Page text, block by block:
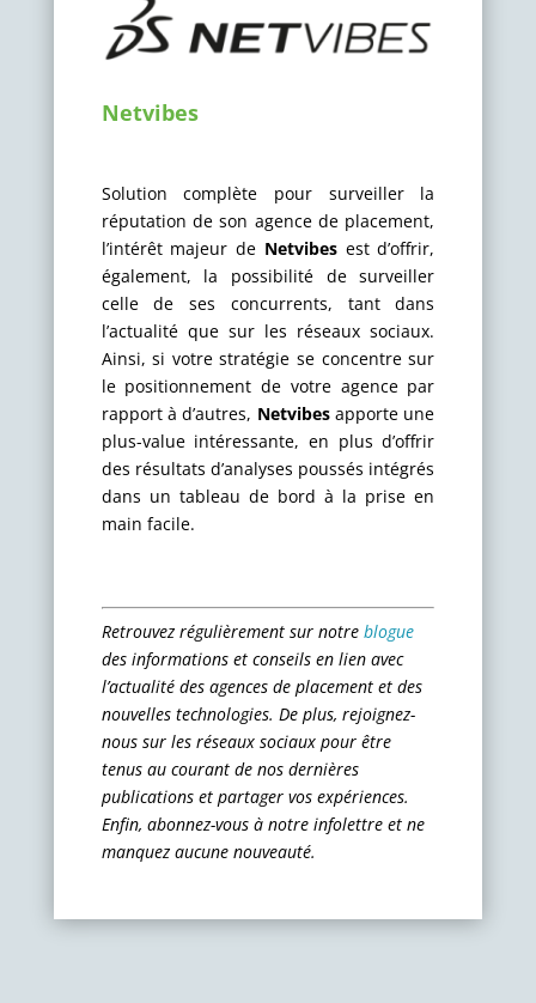
Netvibes
Solution complète pour surveiller la
réputation de son agence de placement,
l’intérêt majeur de Netvibesest d’offrir,
également, la possibilité de surveiller
celle de ses concurrents, tant dans
l’actualité que sur les réseaux sociaux.
Ainsi, si votre stratégie se concentre sur
le positionnement de votre agence par
rapport à d’autres, Netvibesapporte une
plus-value intéressante, en plus d’offrir
des résultats d’analyses poussés intégrés
dans un tableau de bord à la prise en
main facile.
Retrouvez régulièrement sur notre blogue
des informations et conseils en lien avec
l’actualité des agences de placement et des
nouvelles technologies. De plus, rejoignez-
nous sur les réseaux sociaux pour être
tenus au courant de nos dernières
publications et partager vos expériences.
Enfin, abonnez-vous à notre infolettre et ne
manquez aucune nouveauté.